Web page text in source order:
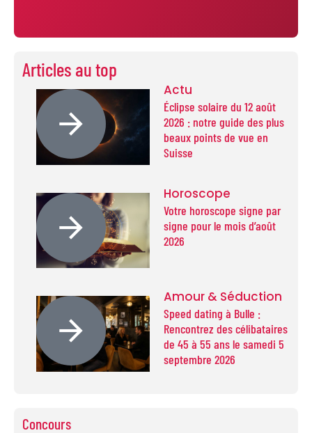
Articles au top
Actu
Éclipse solaire du 12 août
2026 : notre guide des plus
beaux points de vue en
Suisse
Horoscope
Votre horoscope signe par
signe pour le mois d’août
2026
Amour & Séduction
Speed dating à Bulle :
Rencontrez des célibataires
de 45 à 55 ans le samedi 5
septembre 2026
Concours